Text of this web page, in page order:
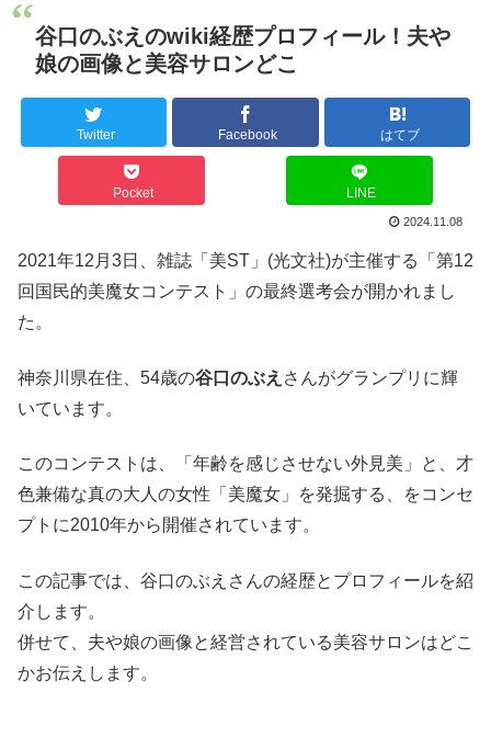
谷口のぶえのwiki経歴プロフィール！夫や
娘の画像と美容サロンどこ
Twitter Facebook はてブ
Pocket LINE
2024.11.08
2021年12月3日、雑誌「美ST」(光文社)が主催する「第12
回国民的美魔女コンテスト」の最終選考会が開かれまし
た。
神奈川県在住、54歳の谷口のぶえ さんがグランプリに輝
いています。
このコンテストは、「年齢を感じさせない外見美」と、才
色兼備な真の大人の女性「美魔女」を発掘する、をコンセ
プトに2010年から開催されています。
この記事では、谷口のぶえさんの経歴とプロフィールを紹
介します。
併せて、夫や娘の画像と経営されている美容サロンはどこ
かお伝えします。